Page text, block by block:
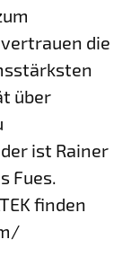
die
über
ist Rainer
Fues.
finden